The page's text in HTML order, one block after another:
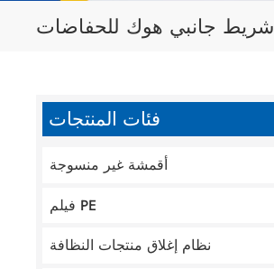
شريط جانبي هوك للحفاضات
فئات المنتجات
أقمشة غير منسوجة
فيلم PE
نظام إغلاق منتجات النظافة